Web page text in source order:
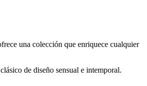
una colección que enriquece cualquier
de diseño sensual e intemporal.